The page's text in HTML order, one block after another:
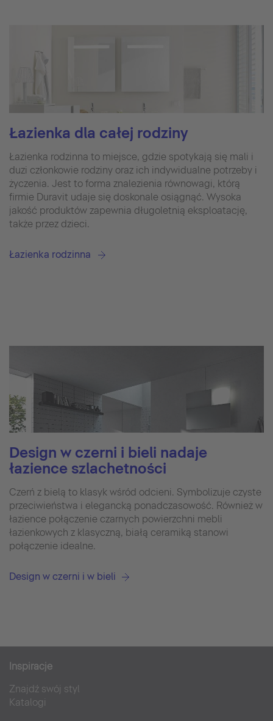
Łazienka dla całej rodziny
Łazienka rodzinna to miejsce, gdzie spotykają się mali i
duzi członkowie rodziny oraz ich indywidualne potrzeby i
życzenia. Jest to forma znalezienia równowagi, którą
firmie Duravit udaje się doskonale osiągnąć. Wysoka
jakość produktów zapewnia długoletnią eksploatację,
także przez dzieci.
Łazienka rodzinna
Design w czerni i bieli nadaje
łazience szlachetności
Czerń z bielą to klasyk wśród odcieni. Symbolizuje czyste
przeciwieństwa i elegancką ponadczasowość. Również w
łazience połączenie czarnych powierzchni mebli
łazienkowych z klasyczną, białą ceramiką stanowi
połączenie idealne.
Design w czerni i w bieli
Inspiracje
Znajdź swój styl
Katalogi